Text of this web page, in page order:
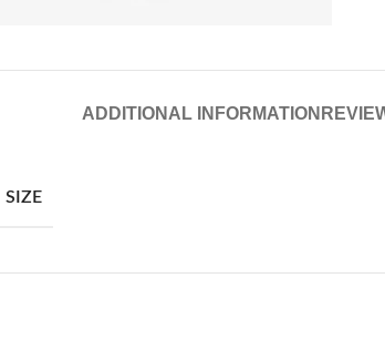
ADDITIONAL INFORMATION
SIZE